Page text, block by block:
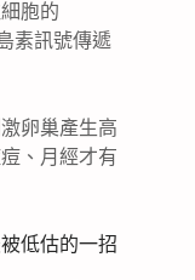
胞的
素訊號傳遞
卵巢產生高
、月經才有
低估的一招